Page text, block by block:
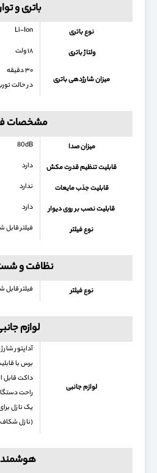
باتری و
نوع باتری Li-Ion
ولتاژ باتری ۱۸ ولت
میزان شارژدهی باتری
۳۰ دقیقه
در حالت توربو: ۱۵
مشخصات
میزان صدا 80dB
قابلیت تنظیم قدرت مکش دارد
قابلیت جذب مایعات ندارد
قابلیت نصب بر روی دیوار دارد
نوع فیلتر فیلتر
نظافت و
نوع فیلتر فیلتر
لوازم
لوازم جانبی
آداپتور
برس با قابلیت
داکت قابل
راحت
یک نازل
(نازل
هوشمند